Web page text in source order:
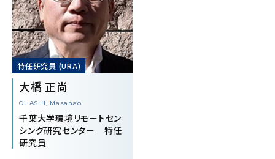
特任研究員 (URA)
大橋 正尚
OHASHI, Masanao
千葉大学環境リモートセン
シング研究センター 特任
研究員